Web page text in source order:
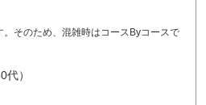
そのため、混雑時はコースByコースで
ディバックを受け取ってから手続きが
くいただきました。
代）